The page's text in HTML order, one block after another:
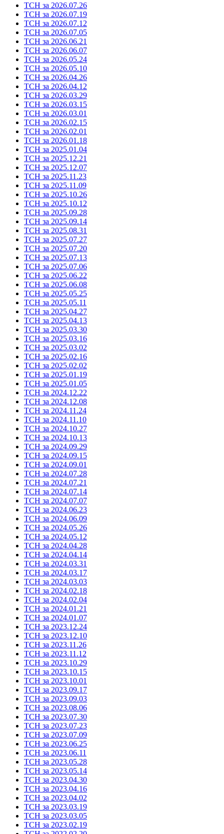
ТСН за 2026.07.26
ТСН за 2026.07.19
ТСН за 2026.07.12
ТСН за 2026.07.05
ТСН за 2026.06.21
ТСН за 2026.06.07
ТСН за 2026.05.24
ТСН за 2026.05.10
ТСН за 2026.04.26
ТСН за 2026.04.12
ТСН за 2026.03.29
ТСН за 2026.03.15
ТСН за 2026.03.01
ТСН за 2026.02.15
ТСН за 2026.02.01
ТСН за 2026.01.18
ТСН за 2025.01.04
ТСН за 2025.12.21
ТСН за 2025.12.07
ТСН за 2025.11.23
ТСН за 2025.11.09
ТСН за 2025.10.26
ТСН за 2025.10.12
ТСН за 2025.09.28
ТСН за 2025.09.14
ТСН за 2025.08.31
ТСН за 2025.07.27
ТСН за 2025.07.20
ТСН за 2025.07.13
ТСН за 2025.07.06
ТСН за 2025.06.22
ТСН за 2025.06.08
ТСН за 2025.05.25
ТСН за 2025.05.11
ТСН за 2025.04.27
ТСН за 2025.04.13
ТСН за 2025.03.30
ТСН за 2025.03.16
ТСН за 2025.03.02
ТСН за 2025.02.16
ТСН за 2025.02.02
ТСН за 2025.01.19
ТСН за 2025.01.05
ТСН за 2024.12.22
ТСН за 2024.12.08
ТСН за 2024.11.24
ТСН за 2024.11.10
ТСН за 2024.10.27
ТСН за 2024.10.13
ТСН за 2024.09.29
ТСН за 2024.09.15
ТСН за 2024.09.01
ТСН за 2024.07.28
ТСН за 2024.07.21
ТСН за 2024.07.14
ТСН за 2024.07.07
ТСН за 2024.06.23
ТСН за 2024.06.09
ТСН за 2024.05.26
ТСН за 2024.05.12
ТСН за 2024.04.28
ТСН за 2024.04.14
ТСН за 2024.03.31
ТСН за 2024.03.17
ТСН за 2024.03.03
ТСН за 2024.02.18
ТСН за 2024.02.04
ТСН за 2024.01.21
ТСН за 2024.01.07
ТСН за 2023.12.24
ТСН за 2023.12.10
ТСН за 2023.11.26
ТСН за 2023.11.12
ТСН за 2023.10.29
ТСН за 2023.10.15
ТСН за 2023.10.01
ТСН за 2023.09.17
ТСН за 2023.09.03
ТСН за 2023.08.06
ТСН за 2023.07.30
ТСН за 2023.07.23
ТСН за 2023.07.09
ТСН за 2023.06.25
ТСН за 2023.06.11
ТСН за 2023.05.28
ТСН за 2023.05.14
ТСН за 2023.04.30
ТСН за 2023.04.16
ТСН за 2023.04.02
ТСН за 2023.03.19
ТСН за 2023.03.05
ТСН за 2023.02.19